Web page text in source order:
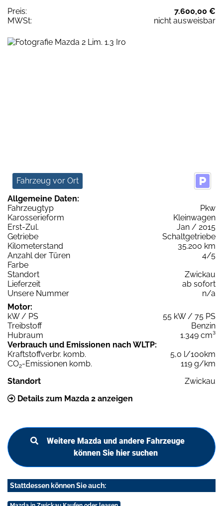
Preis:
7.600,00 €
MWSt:
nicht ausweisbar
Fahrzeug vor Ort
Allgemeine Daten:
Fahrzeugtyp
Pkw
Karosserieform
Kleinwagen
Erst-Zul.
Jan / 2015
Getriebe
Schaltgetriebe
Kilometerstand
35.200 km
Anzahl der Türen
4/5
Farbe
Standort
Zwickau
Lieferzeit
ab sofort
Unsere Nummer
n/a
Motor:
kW / PS
55 kW / 75 PS
Treibstoff
Benzin
Hubraum
1.349 cm³
Verbrauch und Emissionen nach WLTP:
Kraftstoffverbr. komb.
5,0 l/100km
CO2-Emissionen komb.
119 g/km
Standort
Zwickau
Details zum Mazda 2 anzeigen
Weitere Mazda und andere Fahrzeuge
können Sie hier suchen
Stattdessen können Sie auch: